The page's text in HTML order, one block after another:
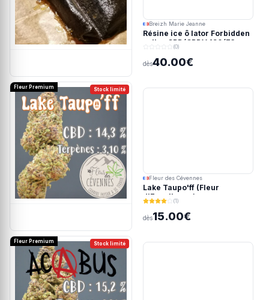
Breizh Marie Jeanne
Résine ice ô lator Forbidden
valley CBD/CBDV 190/73u
(0)
dès40.00€
Stock limité
Fleur Premium
Fleur des Cévennes
Lake Taupo'ff (Fleur
d'Excellence)
(1)
dès15.00€
Stock limité
Fleur Premium